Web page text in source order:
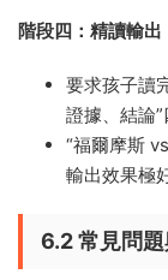
階段四：精讀輸出
要求孩子讀
證據、結論”
“福爾摩斯
輸出效果極好
6.2 常見問